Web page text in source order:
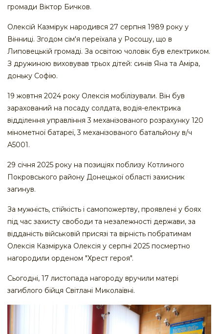
громади Віктор Бичков.
Олексій Казмірук народився 27 серпня 1989 року у
Вінниці. Згодом сім'я переїхала у Росошу, що в
Липовецькій громаді. За освітою чоловік був електриком.
З дружиною виховував трьох дітей: синів Яна та Аміра,
доньку Софію.
19 жовтня 2024 року Олексія мобілізували. Він був
зарахований на посаду солдата, водія-електрика
відділення управління 3 механізованого розрахунку 120
мінометної батареї, 3 механізованого батальйону в/ч
А5001.
29 січня 2025 року на позиціях поблизу Котлиного
Покровського району Донецької області захисник
загинув.
За мужність, стійкість і самопожертву, проявлені у боях
під час захисту свободи та незалежності держави, за
відданість військовій присязі та вірність побратимам
Олексія Казмірука Олексія у серпні 2025 посмертно
нагородили орденом "Хрест героя".
Сьогодні, 17 листопада нагороду вручили матері
загиблого бійця Світлані Миколаївні.